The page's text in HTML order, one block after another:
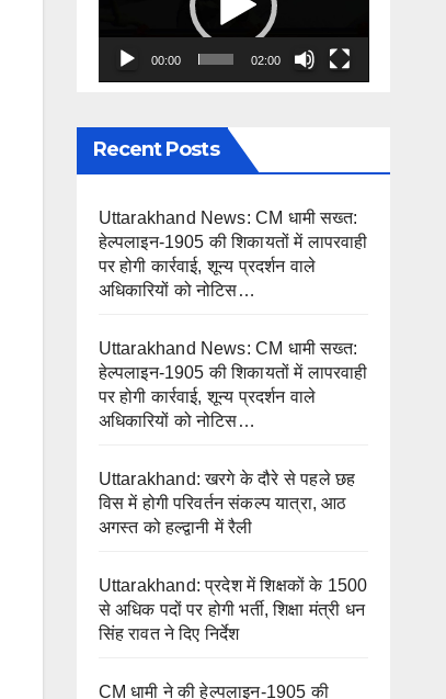
00:00 02:00
Recent Posts
Uttarakhand News: CM धामी सख्त:
हेल्पलाइन-1905 की शिकायतों में लापरवाही
पर होगी कार्रवाई, शून्य प्रदर्शन वाले
अधिकारियों को नोटिस…
Uttarakhand News: CM धामी सख्त:
हेल्पलाइन-1905 की शिकायतों में लापरवाही
पर होगी कार्रवाई, शून्य प्रदर्शन वाले
अधिकारियों को नोटिस…
Uttarakhand: खरगे के दौरे से पहले छह
विस में होगी परिवर्तन संकल्प यात्रा, आठ
अगस्त को हल्द्वानी में रैली
Uttarakhand: प्रदेश में शिक्षकों के 1500
से अधिक पदों पर होगी भर्ती, शिक्षा मंत्री धन
सिंह रावत ने दिए निर्देश
CM धामी ने की हेल्पलाइन-1905 की